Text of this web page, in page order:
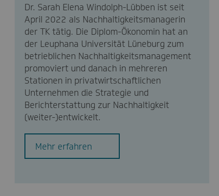
Dr. Sarah Elena Windolph-Lübben ist seit
April 2022 als Nachhaltigkeitsmanagerin
der TK tätig. Die Diplom-Ökonomin hat an
der Leuphana Universität Lüneburg zum
betrieblichen Nachhaltigkeitsmanagement
promoviert und danach in mehreren
Stationen in privatwirtschaftlichen
Unternehmen die Strategie und
Berichterstattung zur Nachhaltigkeit
(weiter-)entwickelt.
Mehr erfahren